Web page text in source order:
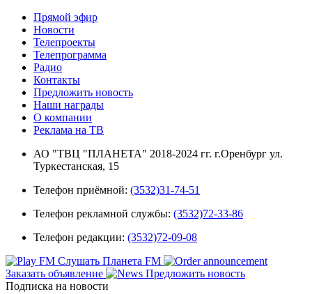
Прямой эфир
Новости
Телепроекты
Телепрограмма
Радио
Контакты
Предложить новость
Наши награды
О компании
Реклама на ТВ
АО "ТВЦ "ПЛАНЕТА" 2018-2024 гг. г.Оренбург ул.
Туркестанская, 15
Телефон приёмной: (3532)31-74-51
Телефон рекламной службы: (3532)72-33-86
Телефон редакции: (3532)72-09-08
Слушать Планета FM
Заказать объявление
Предложить новость
Подписка на новости